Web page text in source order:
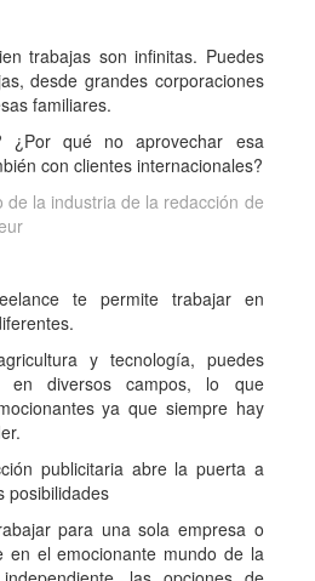
trabajas son infinitas. Puedes
desde grandes corporaciones
familiares.
¿Por qué no aprovechar esa
con clientes internacionales?
de la industria de la redacción de
te permite trabajar en
y tecnología, puedes
en diversos campos, lo que
ya que siempre hay
publicitaria abre la puerta a
posibilidades
para una sola empresa o
en el emocionante mundo de la